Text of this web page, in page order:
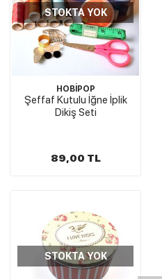
STOKTA YOK
HOBİPOP
Şeffaf Kutulu İğne İplik
Dikiş Seti
89,00 TL
STOKTA YOK